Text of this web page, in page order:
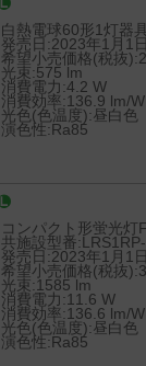
白熱電球60形1灯器
発売日:2023年1月1日
希望小売価格(税抜
光束:575 lm
消費電力:4.2 W
消費効率:136.9 lm/W
光色(色温度):昼白色
演色性:Ra85
コンパクト形蛍光灯
共施設型番
発売日:2023年1月1日
希望小売価格(税抜
光束:1585 lm
消費電力:11.6 W
消費効率:136.6 lm/W
光色(色温度):昼白色
演色性:Ra85